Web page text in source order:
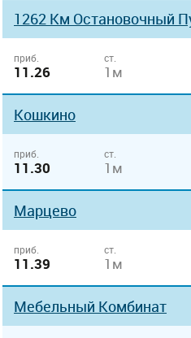
1262 Км Остановочный
приб.
11.26
ст.
1м
Кошкино
приб.
11.30
ст.
1м
Марцево
приб.
11.39
ст.
1м
Мебельный Комбинат